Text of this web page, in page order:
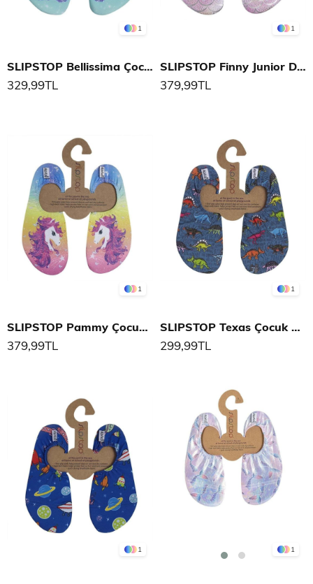
1
SLIPSTOP Bellissima Çocuk Deniz Ayakkabısı
329,99TL
1
SLIPSTOP Finny Junior Deniz Ayakkabısı
379,99TL
1
SLIPSTOP Pammy Çocuk Deniz Ayakkabısı
379,99TL
1
SLIPSTOP Texas Çocuk Deniz Ayakkabısı
299,99TL
1 1